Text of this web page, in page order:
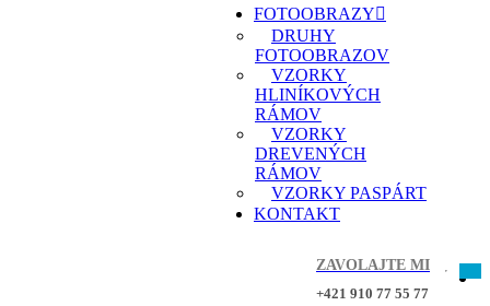
FOTOOBRAZY
DRUHY
FOTOOBRAZOV
VZORKY
HLINÍKOVÝCH
RÁMOV
VZORKY
DREVENÝCH
RÁMOV
VZORKY PASPÁRT
KONTAKT
ZAVOLAJTE MI
+421 910 77 55 77